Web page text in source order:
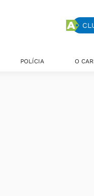
POLÍCIA O